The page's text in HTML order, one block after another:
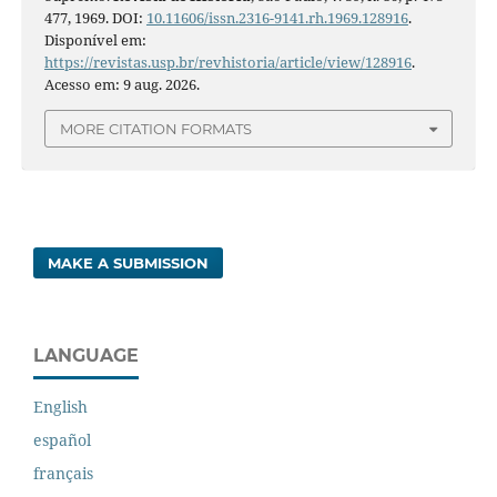
477, 1969. DOI: 10.11606/issn.2316-9141.rh.1969.128916.
Disponível em:
https://revistas.usp.br/revhistoria/article/view/128916.
Acesso em: 9 aug. 2026.
MORE CITATION FORMATS
MAKE A SUBMISSION
LANGUAGE
English
español
français